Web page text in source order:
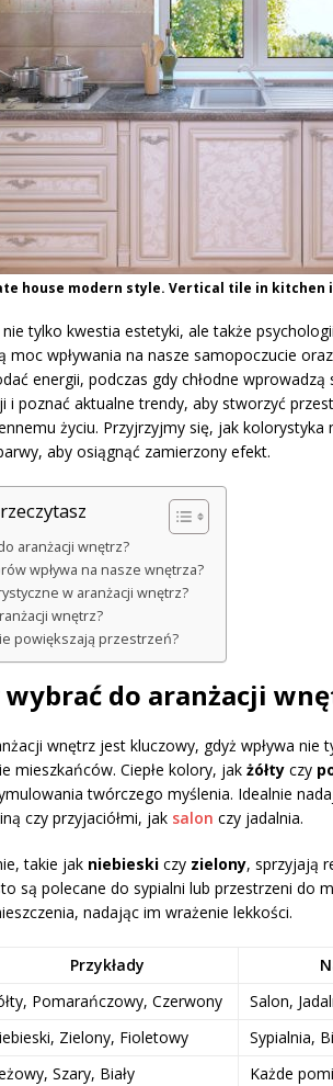
house modern style. Vertical tile in kitchen
tylko kwestia estetyki, ale także
moc wpływania na nasze samopoczucie
energii, podczas gdy chłodne
i poznać aktualne trendy, aby stworzyć
życiu. Przyjrzyjmy się, jak kolorystyka
aby osiągnąć zamierzony efekt.
aranżacji wnętrz?
wpływa na nasze wnętrza?
w aranżacji wnętrz?
wnętrz?
powiększają przestrzeń?
do aranżacji
wnętrz jest kluczowy, gdyż wpływa nie
mieszkańców. Ciepłe kolory, jak żółty czy
twórczego myślenia. Idealnie
czy przyjaciółmi, jak salon czy jadalnia.
takie jak niebieski czy zielony, sprzyjają
są polecane do sypialni lub przestrzeni do
nadając im wrażenie lekkości.
Przykłady
Pomarańczowy, Czerwony
Salon,
Zielony, Fioletowy
Sypialnia,
Szary, Biały Każde